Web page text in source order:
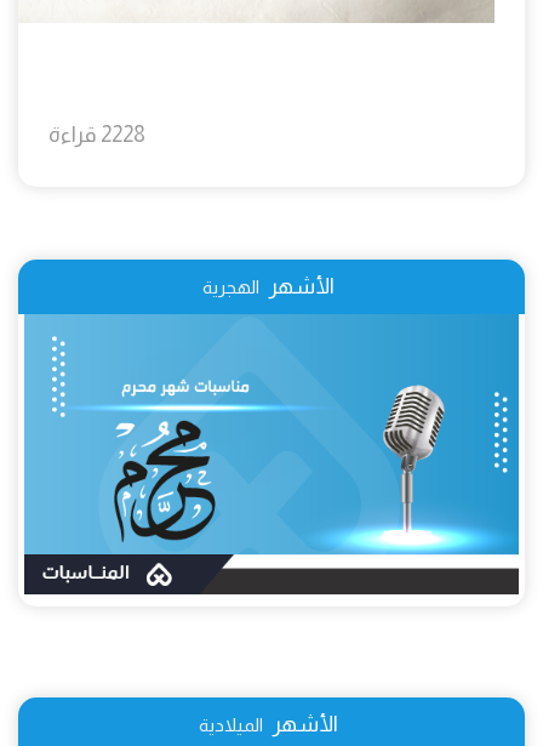
2228 قراءة
الأشهر الهجرية
الأشهر الميلادية